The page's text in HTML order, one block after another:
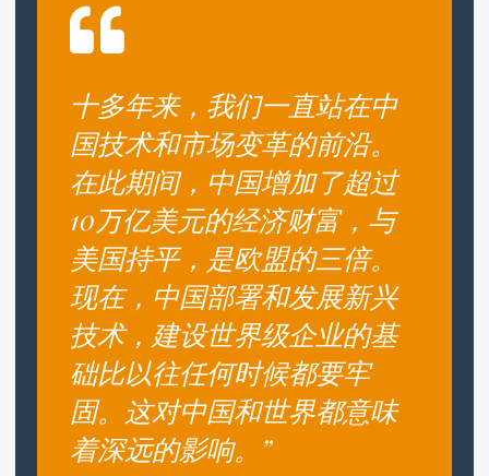
十多年来，我们一直站在中
国技术和市场变革的前沿。
在此期间，中国增加了超过
10万亿美元的经济财富，与
美国持平，是欧盟的三倍。
现在，中国部署和发展新兴
技术，建设世界级企业的基
础比以往任何时候都要牢
固。这对中国和世界都意味
着深远的影响。”